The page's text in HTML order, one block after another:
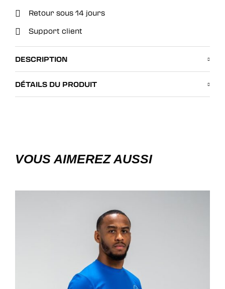
Retour sous 14 jours
Support client
DESCRIPTION
DÉTAILS DU PRODUIT
VOUS AIMEREZ AUSSI